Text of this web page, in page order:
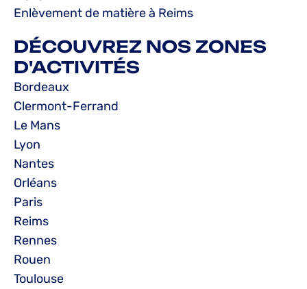
Enlèvement de matière à Reims
DÉCOUVREZ NOS ZONES
D'ACTIVITÉS
Bordeaux
Clermont-Ferrand
Le Mans
Lyon
Nantes
Orléans
Paris
Reims
Rennes
Rouen
Toulouse